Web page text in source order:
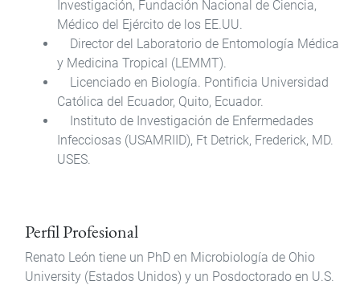
Investigación, Fundación Nacional de Ciencia,
Médico del Ejército de los EE.UU.
Director del Laboratorio de Entomología Médica
y Medicina Tropical (LEMMT).
Licenciado en Biología. Pontificia Universidad
Católica del Ecuador, Quito, Ecuador.
Instituto de Investigación de Enfermedades
Infecciosas (USAMRIID), Ft Detrick, Frederick, MD.
USES.
Perfil Profesional
Renato León tiene un PhD en Microbiología de Ohio
University (Estados Unidos) y un Posdoctorado en U.S.